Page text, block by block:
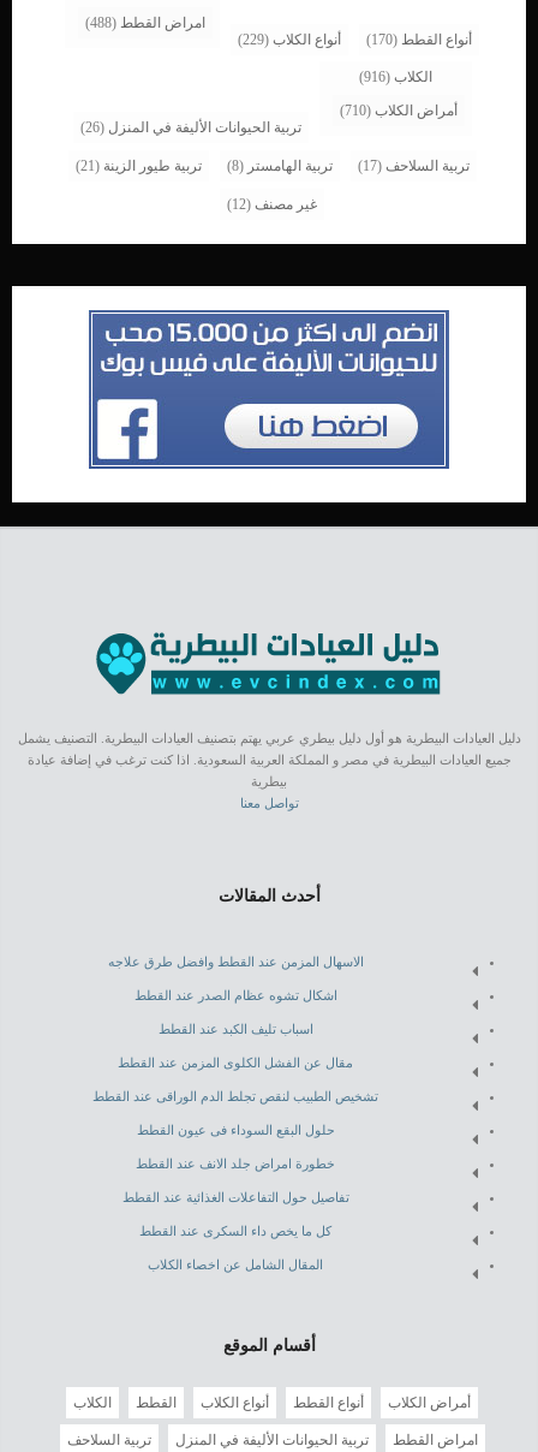
أنواع القطط (170) أنواع الكلاب (229)
امراض القطط (488)
الكلاب (916)
أمراض الكلاب (710)
تربية الحيوانات الأليفة في المنزل (26)
تربية السلاحف (17) تربية الهامستر (8) تربية طيور الزينة (21)
غير مصنف (12)
دليل العيادات البيطرية هو أول دليل بيطري عربي يهتم بتصنيف العيادات البيطرية. التصنيف يشمل
جميع العيادات البيطرية في مصر و المملكة العربية السعودية. اذا كنت ترغب في إضافة عيادة
بيطرية
تواصل معنا
أحدث المقالات
الاسهال المزمن عند القطط وافضل طرق علاجه
اشكال تشوه عظام الصدر عند القطط
اسباب تليف الكبد عند القطط
مقال عن الفشل الكلوى المزمن عند القطط
تشخيص الطبيب لنقص تجلط الدم الوراقى عند القطط
حلول البقع السوداء فى عيون القطط
خطورة امراض جلد الانف عند القطط
تفاصيل حول التفاعلات الغذائية عند القطط
كل ما يخص داء السكرى عند القطط
المقال الشامل عن اخصاء الكلاب
أقسام الموقع
أمراض الكلاب أنواع القطط أنواع الكلاب القطط الكلاب
امراض القطط تربية الحيوانات الأليفة في المنزل تربية السلاحف